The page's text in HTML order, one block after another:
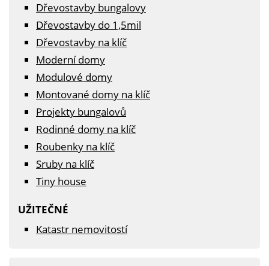
Dřevostavby bungalovy
Dřevostavby do 1,5mil
Dřevostavby na klíč
Moderní domy
Modulové domy
Montované domy na klíč
Projekty bungalovů
Rodinné domy na klíč
Roubenky na klíč
Sruby na klíč
Tiny house
UŽITEČNÉ
Katastr nemovitostí